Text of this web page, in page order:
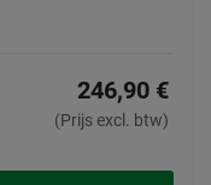
246,90 €
(Prijs excl. btw)